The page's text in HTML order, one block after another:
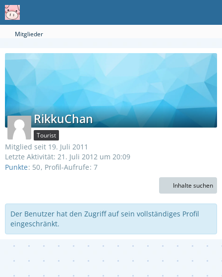
Mitglieder
RikkuChan
Tourist
Mitglied seit 19. Juli 2011
Letzte Aktivität: 21. Juli 2012 um 20:09
Punkte 50 Profil-Aufrufe 7
Inhalte suchen
Der Benutzer hat den Zugriff auf sein vollständiges Profil
eingeschränkt.